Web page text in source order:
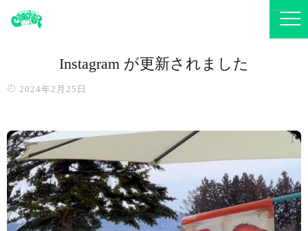
Instagram が更新されました
2024年2月25日